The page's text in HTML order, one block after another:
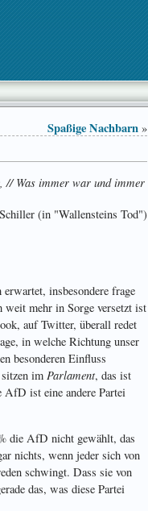
Spaßige Nachbarn »
// Was immer war und immer
(in "Wallensteins Tod")
insbesondere frage
mehr in Sorge versetzt ist
auf Twitter, überall redet
in welche Richtung unser
besonderen Einfluss
im Parlament, das ist
ist eine andere Partei
die AfD nicht gewählt, das
nichts, wenn jeder sich von
schwingt. Dass sie von
das, was diese Partei